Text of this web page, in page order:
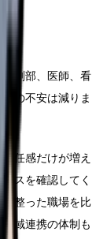
剤部、医師、看
の不安は減りま
任感だけが増え
スを確認してく
整った職場を比
地域連携の体制も